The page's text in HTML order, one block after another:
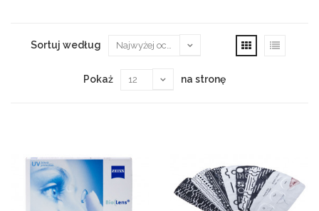
Sortuj według
Pokaż na stronę